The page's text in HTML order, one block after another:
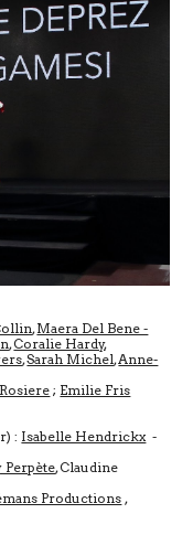
,Maera Del Bene -
,Coralie Hardy,
,Sarah Michel,Anne-
; Emilie Fris
: Isabelle Hendrickx -
Perpète, Claudine
Productions,